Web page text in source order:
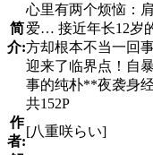
简
介:
心里有两个烦恼：
爱… 接近年长12岁
方却根本不当一回
迎来了临界点！自
事的纯朴**夜袭身
共152P
作
者:
[八重咲らい]